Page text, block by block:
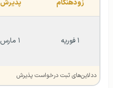
زودهنگام
پذیرش
۱ فوریه ۱ مارس
ددلاین‌های ثبت درخواست پذیرش